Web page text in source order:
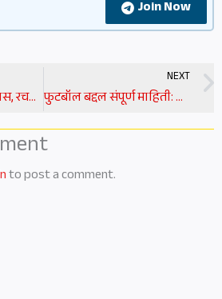
Join Now
पन्हाळा किल्ला: इतिहास, रचना आणि पर्यटन माहिती | panhala fort information in marathi
NEXT
फुटबॉल बद्दल संपूर्ण माहिती: खेळ, नियम आणि इतिहास | football information in marathi
to post a comment.